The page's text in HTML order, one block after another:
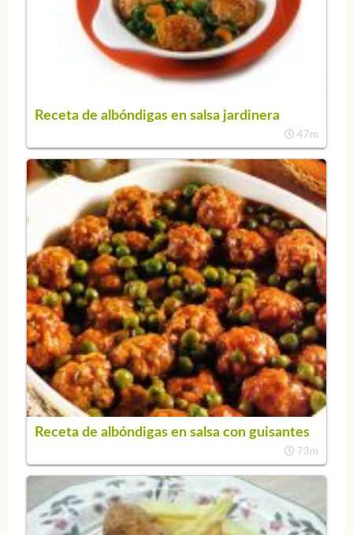
Receta de albóndigas en salsa jardinera
47m
Receta de albóndigas en salsa con guisantes
73m